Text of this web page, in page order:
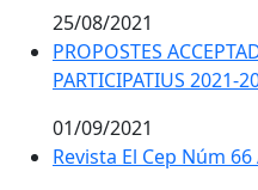
25/08/2021
PROPOSTES
PARTICIPATIUS 2021-
01/09/2021
Revista El Cep Núm
Revista El Cep Núm